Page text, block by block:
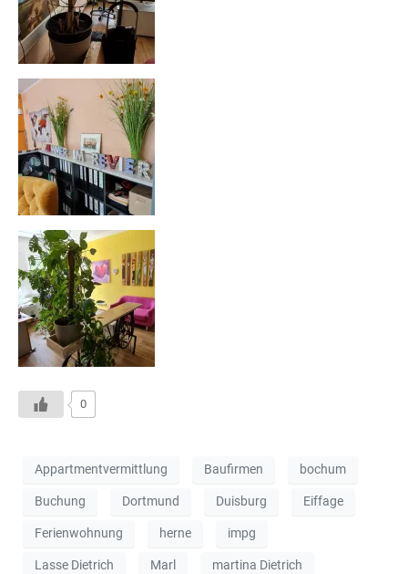
0
Appartmentvermittlung Baufirmen bochum
Buchung Dortmund Duisburg Eiffage
Ferienwohnung herne impg
Lasse Dietrich Marl martina Dietrich